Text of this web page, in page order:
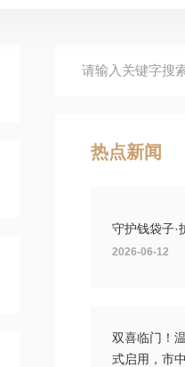
热点新闻
守护钱袋子·
2026-06-12
双喜临门！
式启用，市